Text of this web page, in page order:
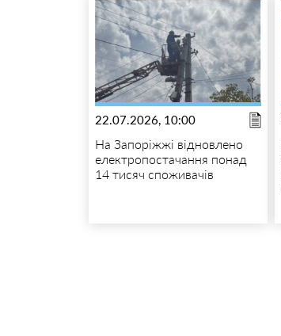
22.07.2026, 10:00
На Запоріжжі відновлено
електропостачання понад
14 тисяч споживачів